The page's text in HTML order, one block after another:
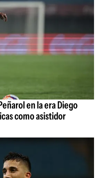
en la era Diego
como asistidor